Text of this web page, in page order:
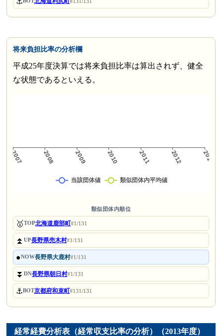
将来負担比率の分析欄
平成25年度決算では将来負担比率は算出されず、健全
な状態であるといえる。
類似団体内順位
🥇TOP北海道鹿部町#1/131
⏫UP長野県売木村#1/131
●NOW長野県大鹿村#1/131
⏬DN長野県朝日村#1/131
⚓BOT京都府和束町#131/131
経常経費分析表（経常収支比率の分析）（2013年度）